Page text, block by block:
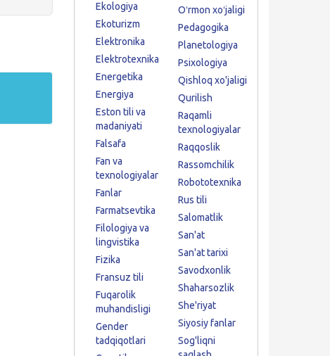
Ekologiya
Ekoturizm
Elektronika
Elektrotexnika
Energetika
Energiya
Eston tili va
madaniyati
Falsafa
Fan va
texnologiyalar
Fanlar
Farmatsevtika
Filologiya va
lingvistika
Fizika
Fransuz tili
Fuqarolik
muhandisligi
Gender
tadqiqotlari
Oʻrmon xoʻjaligi
Pedagogika
Planetologiya
Psixologiya
Qishloq xo'jaligi
Qurilish
Raqamli
texnologiyalar
Raqqoslik
Rassomchilik
Robototexnika
Rus tili
Salomatlik
San'at
San'at tarixi
Savodxonlik
Shaharsozlik
She'riyat
Siyosiy fanlar
Sog'liqni